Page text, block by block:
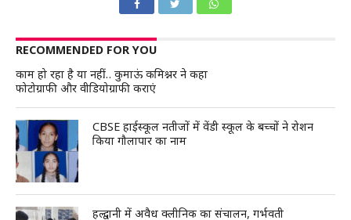
RECOMMENDED FOR YOU
काम हो रहा है या नहीं… कुमाऊं कमिश्नर ने कहा
फोटोग्राफी और वीडियोग्राफी कराएं
CBSE हाईस्कूल नतीजों में वेंडी स्कूल के बच्चों ने रोशन
किया गौलापार का नाम
हल्द्वानी में अवैध क्लीनिक का संचालन, गर्भवती